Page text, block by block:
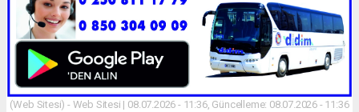
(Web Sitesi) - Web Sitesi | 08.07.2026 - 11:36, Güncelleme: 08.07.2026 - 11:36